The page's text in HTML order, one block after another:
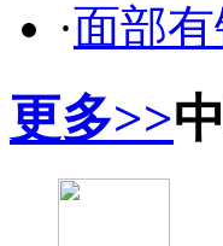
·面部
更多>>